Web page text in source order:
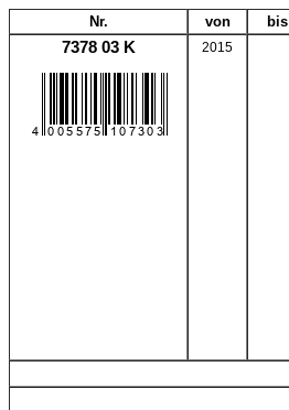
Nr. von bis
7378 03 K 2015